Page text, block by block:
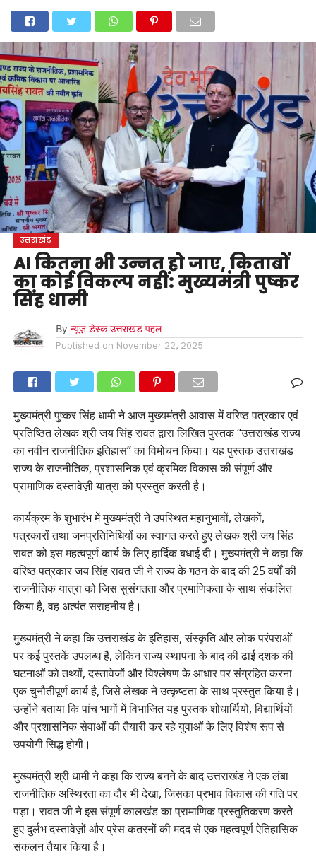
उत्तराखंडअल्मोड़ा उत्तरकाशी उधम सिंह नगर चंपावत चमोली
टिहरी गढ़वाल
देहरादूननैनीतालपिथौरागढ़ पौड़ी गढ़वाल बागेश्वर रुद्रप्रयाग हरिद्वार देश
दुनिया
मनोरंजन
उत्तराखंड
AI कितना भी उन्नत हो जाए, किताबों
का कोई विकल्प नहीं: मुख्यमंत्री पुष्कर
सिंह धामी
By न्यूज़ डेस्क उत्तराखंड पहल
Published on November 22, 2025
मुख्यमंत्री पुष्कर सिंह धामी ने आज मुख्यमंत्री आवास में वरिष्ठ पत्रकार एवं
प्रतिष्ठित लेखक श्री जय सिंह रावत द्वारा लिखित पुस्तक “उत्तराखंड राज्य
का नवीन राजनीतिक इतिहास” का विमोचन किया। यह पुस्तक उत्तराखंड
राज्य के राजनीतिक, प्रशासनिक एवं क्रमिक विकास की संपूर्ण और
प्रामाणिक दस्तावेज़ी यात्रा को प्रस्तुत करती है।
कार्यक्रम के शुभारंभ में मुख्यमंत्री ने उपस्थित महानुभावों, लेखकों,
पत्रकारों तथा जनप्रतिनिधियों का स्वागत करते हुए लेखक श्री जय सिंह
रावत को इस महत्वपूर्ण कार्य के लिए हार्दिक बधाई दी। मुख्यमंत्री ने कहा कि
वरिष्ठ पत्रकार जय सिंह रावत जी ने राज्य के गठन के बाद की 25 वर्षों की
राजनीतिक यात्रा को जिस सुसंगतता और प्रमाणिकता के साथ संकलित
किया है, वह अत्यंत सराहनीय है।
मुख्यमंत्री ने कहा कि उत्तराखंड के इतिहास, संस्कृति और लोक परंपराओं
पर कई पुस्तकें उपलब्ध हैं, लेकिन राज्य स्थापना के बाद की ढाई दशक की
घटनाओं को तथ्यों, दस्तावेजों और विश्लेषण के आधार पर संग्रहित करना
एक चुनौतीपूर्ण कार्य है, जिसे लेखक ने उत्कृष्टता के साथ प्रस्तुत किया है।
उन्होंने बताया कि पांच भागों में विभाजित यह पुस्तक शोधार्थियों, विद्यार्थियों
और प्रशासनिक सेवाओं की तैयारी कर रहे युवाओं के लिए विशेष रूप से
उपयोगी सिद्ध होगी।
मुख्यमंत्री श्री धामी ने कहा कि राज्य बनने के बाद उत्तराखंड ने एक लंबा
राजनीतिक अस्थिरता का दौर भी देखा, जिसका प्रभाव विकास की गति पर
पड़ा। रावत जी ने इस संपूर्ण कालखंड का प्रामाणिक प्रस्तुतिकरण करते
हुए दुर्लभ दस्तावेज़ों और प्रेस कतरनों की मदद से एक महत्वपूर्ण ऐतिहासिक
संकलन तैयार किया है।